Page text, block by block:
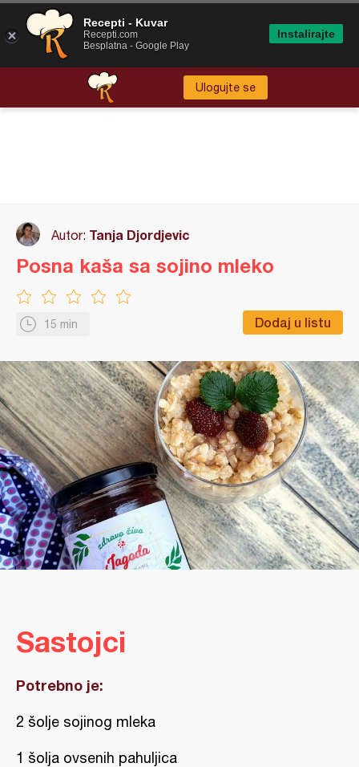
Ulogujte se
Autor: Tanja Djordjevic
15 min Dodaj u listu
Posna kaša sa sojino mleko
Sastojci
Potrebno je:
2 šolje sojinog mleka
1 šolja ovsenih pahuljica
Recepti - Kuvar
Recepti.com
Besplatna - Google Play
Instalirajte